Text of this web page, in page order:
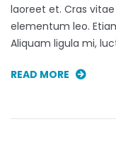
laoreet et. Cras
elementum leo.
Aliquam ligula mi,
READ MORE